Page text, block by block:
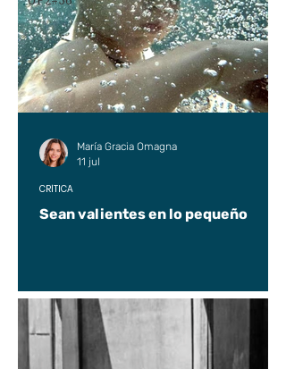
Sean valientes en lo pequeño
CRÍTICA
María Gracia Omagna
11 jul